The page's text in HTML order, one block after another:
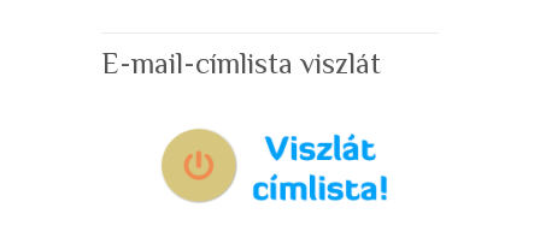
E-mail-címlista viszlát